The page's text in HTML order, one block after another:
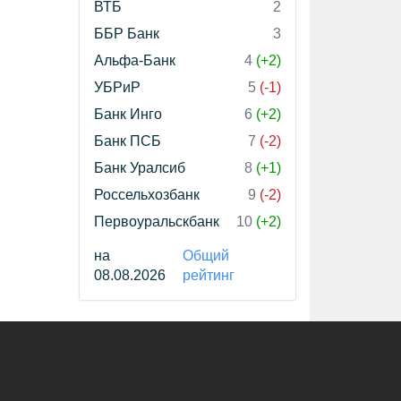
ВТБ
2
ББР Банк
3
Альфа-Банк
4 (+2)
УБРиР
5 (-1)
Банк Инго
6 (+2)
Банк ПСБ
7 (-2)
Банк Уралсиб
8 (+1)
Россельхозбанк
9 (-2)
Первоуральскбанк
10 (+2)
на
08.08.2026
Общий
рейтинг